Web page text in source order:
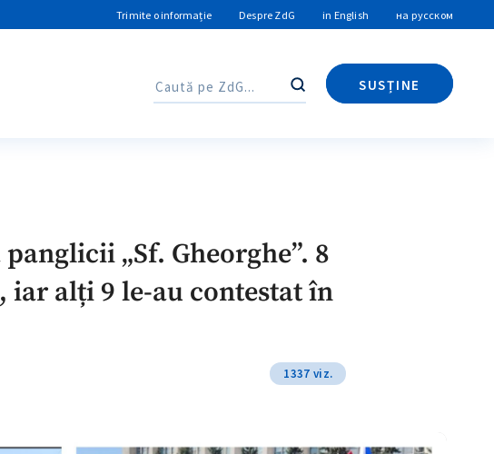
Trimite o informație Despre ZdG in English на русском
Caută
SUSȚINE
Caută
„Sf. Gheorghe”. 8
alți 9 le-au contestat în
1337 viz.